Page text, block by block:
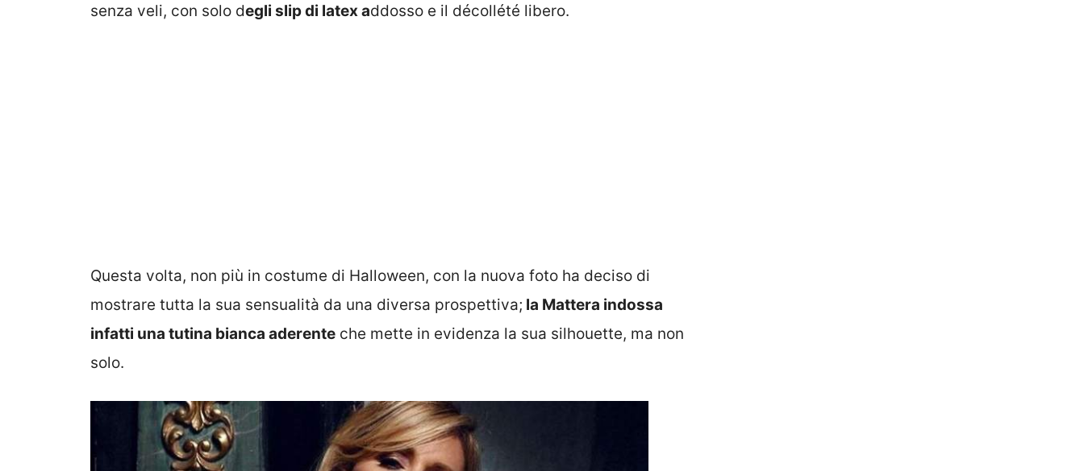
senza veli, con solo degli slip di latex addosso e il décollété libero.
Questa volta, non più in costume di Halloween, con la nuova foto ha deciso di
mostrare tutta la sua sensualità da una diversa prospettiva; la Mattera indossa
infatti una tutina bianca aderente che mette in evidenza la sua silhouette, ma non
solo.